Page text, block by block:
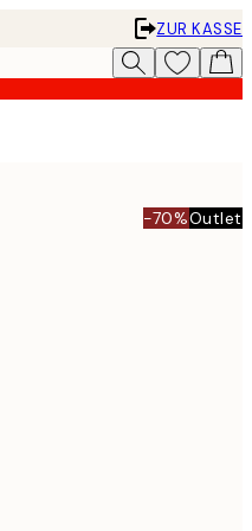
ZUR KASSE
-70%Outlet